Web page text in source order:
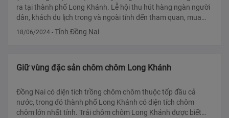
ra tại thành phố Long Khánh. Lễ hội thu hút hàng ngàn người
dân, khách du lịch trong và ngoài tỉnh đến tham quan, mua
sắm, thưởng thức nông
18/06/2024 - Tỉnh Đồng Nai
Giữ vùng đặc sản chôm chôm Long Khánh
Đồng Nai có diện tích trồng chôm chôm thuộc tốp đầu cả
nước, trong đó thành phố Long Khánh có diện tích chôm
chôm lớn nhất tỉnh. Trái chôm chôm Long Khánh được biết